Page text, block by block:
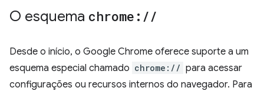
O esquema chrome: //
Desde o início, o Google Chrome oferece suporte a um
esquema especial chamado chrome:// para acessar
configurações ou recursos internos do navegador. Para